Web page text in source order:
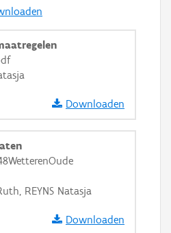
Downloaden
REYNS Natasja
Downloaden